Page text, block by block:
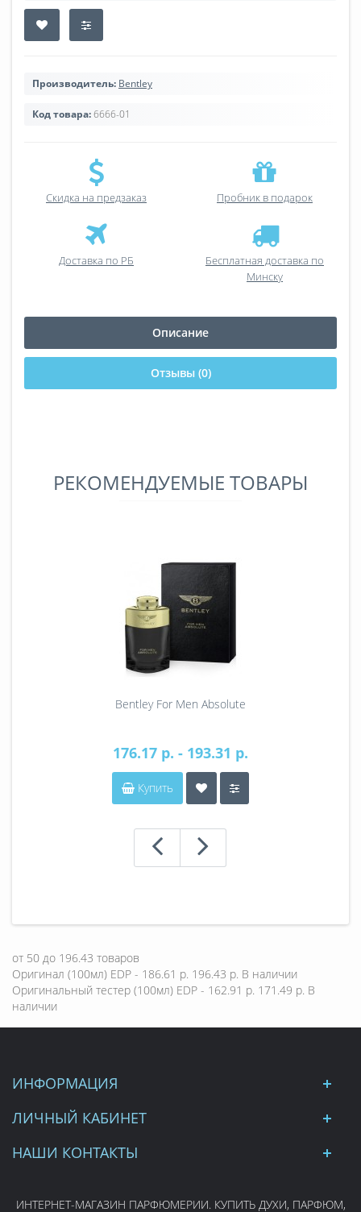
Производитель: Bentley
Код товара:6666-01
Скидка на предзаказ Пробник в подарок
Доставка по РБ
Бесплатная доставка по
Минску
Описание
Отзывы (0)
РЕКОМЕНДУЕМЫЕ ТОВАРЫ
Bentley For Men Absolute
176.17 р. - 193.31 р.
Купить
от 50 до 196.43 товаров
Оригинал (100мл) EDP - 186.61 р. 196.43 р. В наличии
Оригинальный тестер (100мл) EDP - 162.91 р. 171.49 р. В
наличии
ИНФОРМАЦИЯ
ЛИЧНЫЙ КАБИНЕТ
НАШИ КОНТАКТЫ
ИНТЕРНЕТ-МАГАЗИН ПАРФЮМЕРИИ. КУПИТЬ ДУХИ, ПАРФЮМ,